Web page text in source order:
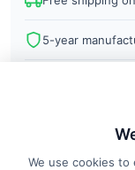
5-year
Professional
We use cookies